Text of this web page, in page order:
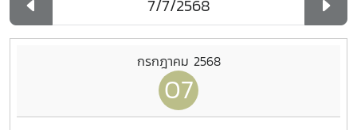
กรกฎาคม 2568
07